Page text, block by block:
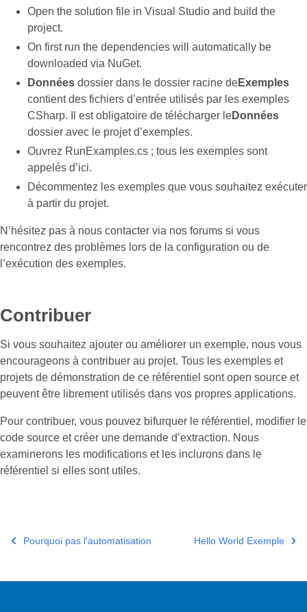
Open the solution file in Visual Studio and build the
project.
On first run the dependencies will automatically be
downloaded via NuGet.
Données dossier dans le dossier racine deExemples
contient des fichiers d’entrée utilisés par les exemples
CSharp. Il est obligatoire de télécharger leDonnées
dossier avec le projet d’exemples.
Ouvrez RunExamples.cs ; tous les exemples sont
appelés d’ici.
Décommentez les exemples que vous souhaitez exécuter
à partir du projet.
N’hésitez pas à nous contacter via nos forums si vous
rencontrez des problèmes lors de la configuration ou de
l’exécution des exemples.
Contribuer
Si vous souhaitez ajouter ou améliorer un exemple, nous vous
encourageons à contribuer au projet. Tous les exemples et
projets de démonstration de ce référentiel sont open source et
peuvent être librement utilisés dans vos propres applications.
Pour contribuer, vous pouvez bifurquer le référentiel, modifier le
code source et créer une demande d’extraction. Nous
examinerons les modifications et les inclurons dans le
référentiel si elles sont utiles.
Pourquoi pas l'automatisation Hello World Exemple